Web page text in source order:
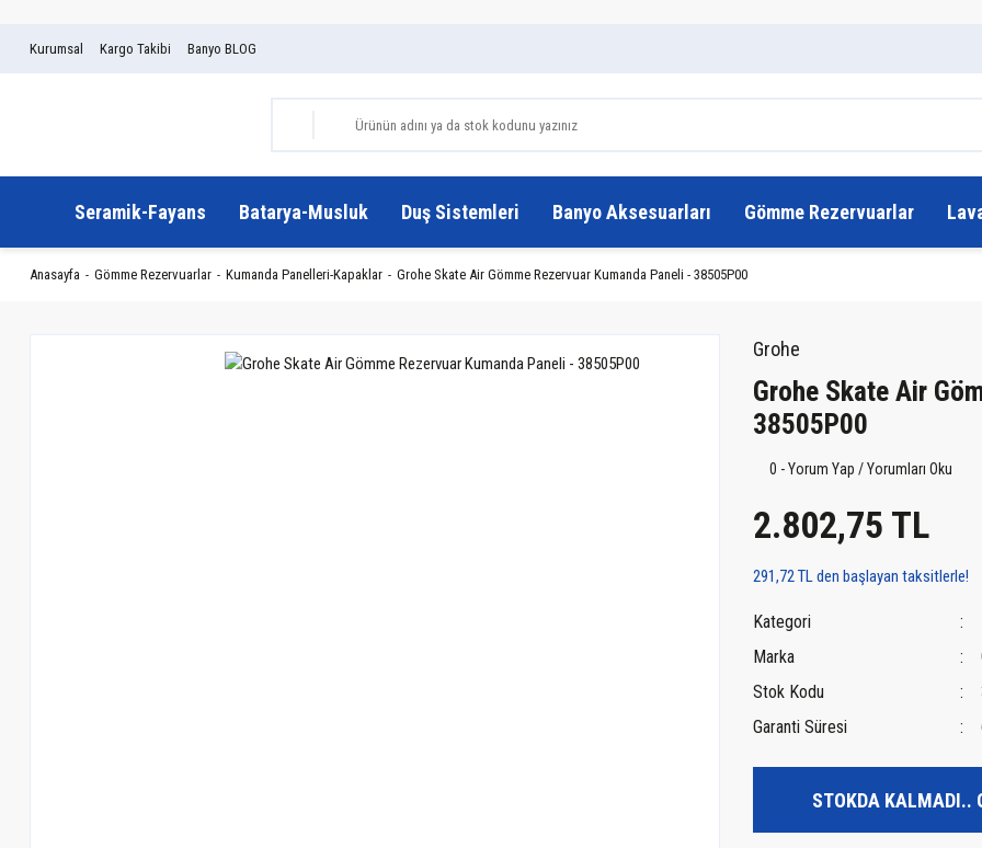
Kurumsal Kargo Takibi Banyo BLOG
Seramik-Fayans Batarya-Musluk Duş Sistemleri Banyo Aksesuarları Gömme Rezervuarlar
Anasayfa Gömme Rezervuarlar Kumanda Panelleri-Kapaklar Grohe Skate Air Gömme Rezervuar Kumanda Paneli - 38505P00
Grohe
Grohe Skate Air
38505P00
0 - Yorum Yap / Yorumları Oku
2.802,75 TL
291,72 TL den başlayan taksitlerle!
Kategori
Marka
Stok Kodu
Garanti Süresi
STOKDA KALMADI..